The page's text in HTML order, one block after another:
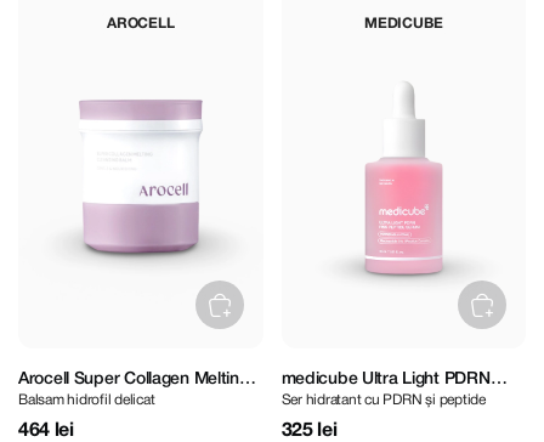
AROCELL
Arocell Super Collagen Melting
Cleansing Balm 100 g
Balsam hidrofil delicat
464 lei
MEDICUBE
medicube Ultra Light PDRN
Pink Peptide Ampoule 30 ml
Ser hidratant cu PDRN și peptide
325 lei